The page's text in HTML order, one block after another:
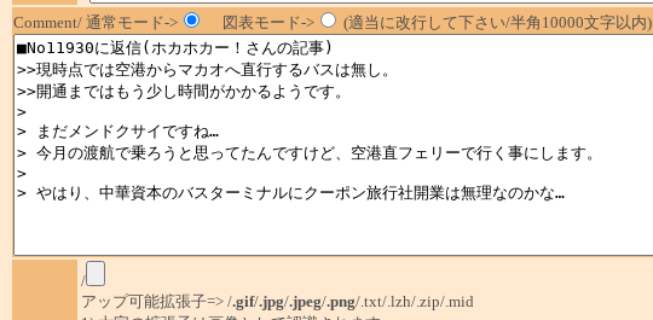
Comment/ 通常モード->
図表モード-> (適当に改行して下さい/半角10000文字以内)
/
アップ可能拡張子=> /.gif/.jpg/.jpeg/.png/.txt/.lzh/.zip/.mid